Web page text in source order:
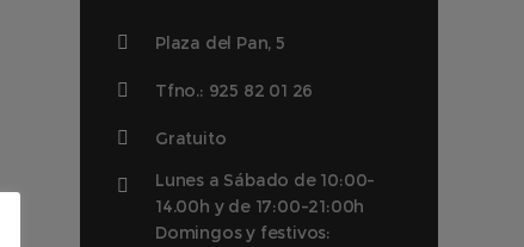
Plaza del Pan, 5
Tfno.: 925 82 01 26
Gratuito
Lunes a Sábado de 10:00-
14.00h y de 17:00-21:00h
Domingos y festivos: